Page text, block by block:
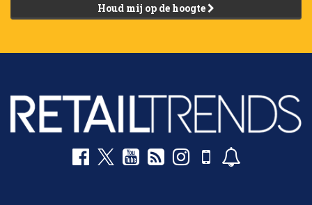
Houd mij op de hoogte